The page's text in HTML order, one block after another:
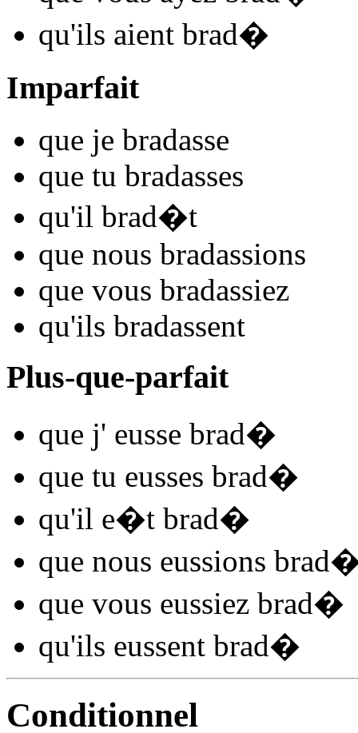
qu'ils aient brad�
Imparfait
que je bradasse
que tu bradasses
qu'il brad�t
que nous bradassions
que vous bradassiez
qu'ils bradassent
Plus-que-parfait
que j' eusse brad�
que tu eusses brad�
qu'il e�t brad�
que nous eussions brad
que vous eussiez brad�
qu'ils eussent brad�
Conditionnel